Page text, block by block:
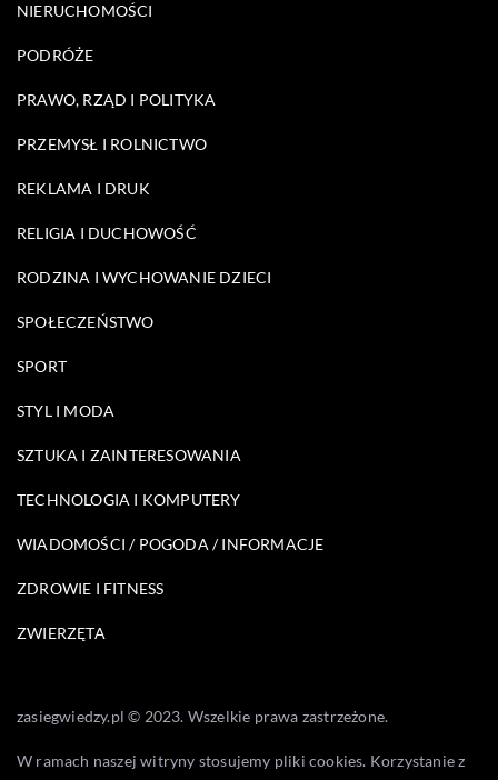
NIERUCHOMOŚCI
PODRÓŻE
PRAWO, RZĄD I POLITYKA
PRZEMYSŁ I ROLNICTWO
REKLAMA I DRUK
RELIGIA I DUCHOWOŚĆ
RODZINA I WYCHOWANIE DZIECI
SPOŁECZEŃSTWO
SPORT
STYL I MODA
SZTUKA I ZAINTERESOWANIA
TECHNOLOGIA I KOMPUTERY
WIADOMOŚCI / POGODA / INFORMACJE
ZDROWIE I FITNESS
ZWIERZĘTA
zasiegwiedzy.pl © 2023. Wszelkie prawa zastrzeżone.
W ramach naszej witryny stosujemy pliki cookies. Korzystanie z